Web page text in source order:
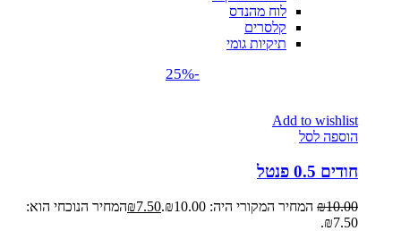
לוח מהנדס
קלסרים
תיקיות גומי
-25%
Add to wishlist
הוספה לסל
חודים 0.5 פנטל
₪10.00 המחיר המקורי היה: ₪10.00. ₪7.50
המחיר הנוכחי הוא:
₪7.50.